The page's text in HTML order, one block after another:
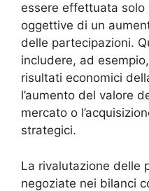
essere effettuata solo
oggettive di un
delle partecipazioni.
includere, ad
risultati economici
l’aumento del valore
mercato o
strategici.
La rivalutazione delle
negoziate nei bilanci